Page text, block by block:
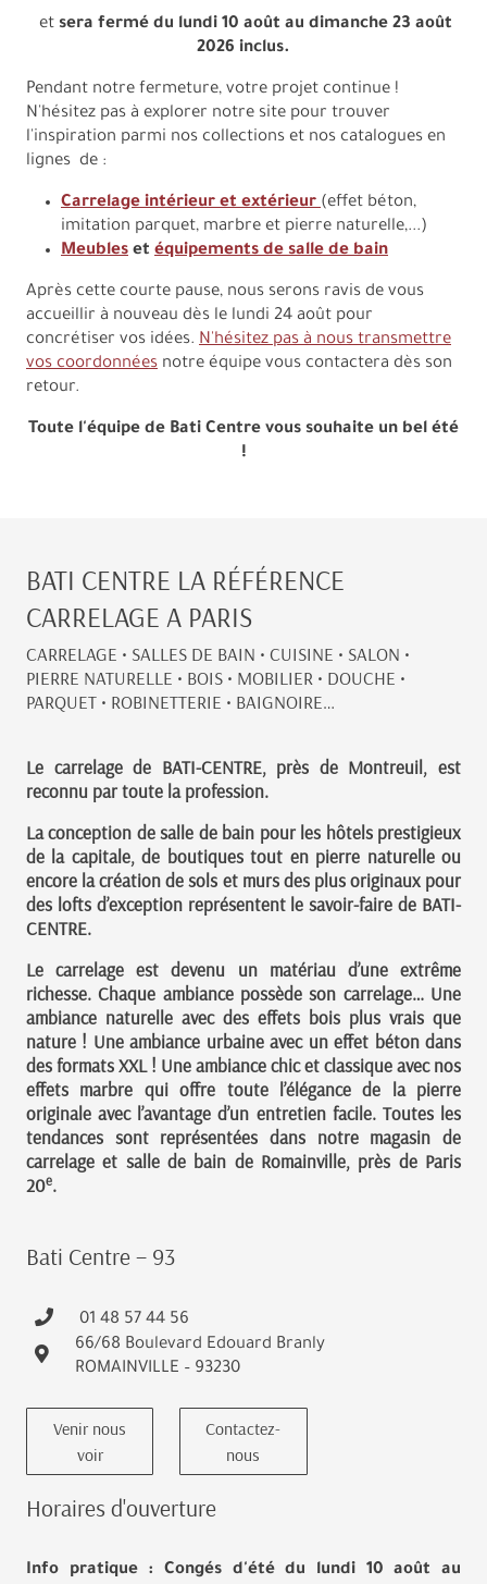
et sera fermé du lundi 10 août au dimanche 23 août
2026 inclus.
Pendant notre fermeture, votre projet continue !
N'hésitez pas à explorer notre site pour trouver
l'inspiration parmi nos collections et nos catalogues en
lignes de :
Carrelage intérieur et extérieur (effet béton,
imitation parquet, marbre et pierre naturelle,...)
Meubles et équipements de salle de bain
Après cette courte pause, nous serons ravis de vous
accueillir à nouveau dès le lundi 24 août pour
concrétiser vos idées. N'hésitez pas à nous transmettre
vos coordonnées notre équipe vous contactera dès son
retour.
Toute l'équipe de Bati Centre vous souhaite un bel été
!
BATI CENTRE LA RÉFÉRENCE
CARRELAGE A PARIS
CARRELAGE • SALLES DE BAIN • CUISINE • SALON •
PIERRE NATURELLE • BOIS • MOBILIER • DOUCHE •
PARQUET • ROBINETTERIE • BAIGNOIRE…
Le carrelage de BATI-CENTRE, près de Montreuil, est
reconnu par toute la profession.
La conception de salle de bain pour les hôtels prestigieux
de la capitale, de boutiques tout en pierre naturelle ou
encore la création de sols et murs des plus originaux pour
des lofts d’exception représentent le savoir-faire de BATI-
CENTRE.
Le carrelage est devenu un matériau d’une extrême
richesse. Chaque ambiance possède son carrelage… Une
ambiance naturelle avec des effets bois plus vrais que
nature ! Une ambiance urbaine avec un effet béton dans
des formats XXL ! Une ambiance chic et classique avec nos
effets marbre qui offre toute l’élégance de la pierre
originale avec l’avantage d’un entretien facile. Toutes les
tendances sont représentées dans notre magasin de
carrelage et salle de bain de Romainville, près de Paris
20e.
Bati Centre – 93
01 48 57 44 56
66/68 Boulevard Edouard Branly
ROMAINVILLE – 93230
Venir nous
voir
Contactez-
nous
Horaires d'ouverture
Info pratique : Congés d'été du lundi 10 août au